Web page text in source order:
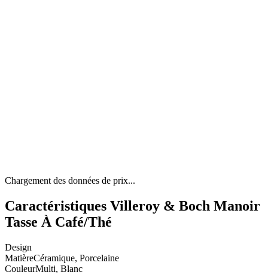
Chargement des données de prix...
Caractéristiques Villeroy & Boch Manoir
Tasse À Café/Thé
Design
MatièreCéramique, Porcelaine
CouleurMulti, Blanc